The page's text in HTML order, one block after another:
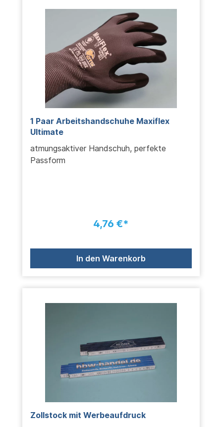
1 Paar Arbeitshandschuhe Maxiflex
Ultimate
atmungsaktiver Handschuh, perfekte
Passform
4,76 €*
In den Warenkorb
Zollstock mit Werbeaufdruck